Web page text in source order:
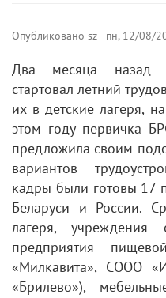
Опубликовано sz- пн, 12/08/
Два месяца назад
стартовал летний
их в детские лагеря,
этом году первичка
предложила своим
вариантов
кадры были готовы 17
Беларуси и России.
лагеря, учреждения
предприятия
«Милкавита», СООО
«Брилево»),